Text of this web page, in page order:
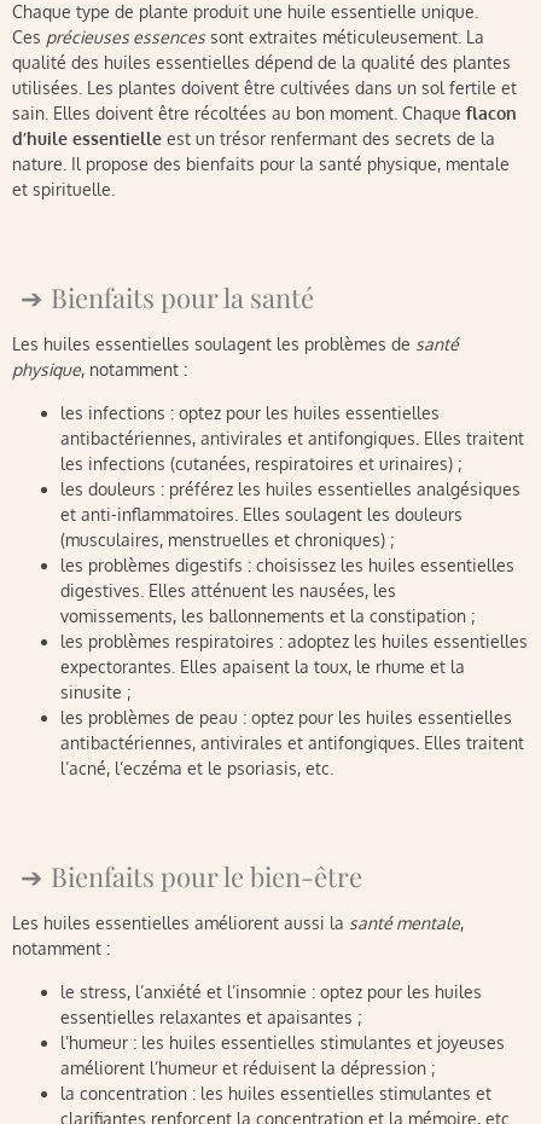
Chaque type de plante produit une huile essentielle unique.
Ces précieuses essences sont extraites méticuleusement. La
qualité des huiles essentielles dépend de la qualité des plantes
utilisées. Les plantes doivent être cultivées dans un sol fertile et
sain. Elles doivent être récoltées au bon moment. Chaque flacon
d’huile essentielle est un trésor renfermant des secrets de la
nature. Il propose des bienfaits pour la santé physique, mentale
et spirituelle.
Bienfaits pour la santé
Les huiles essentielles soulagent les problèmes de santé
physique, notamment :
les infections : optez pour les huiles essentielles
antibactériennes, antivirales et antifongiques. Elles traitent
les infections (cutanées, respiratoires et urinaires) ;
les douleurs : préférez les huiles essentielles analgésiques
et anti-inflammatoires. Elles soulagent les douleurs
(musculaires, menstruelles et chroniques) ;
les problèmes digestifs : choisissez les huiles essentielles
digestives. Elles atténuent les nausées, les
vomissements, les ballonnements et la constipation ;
les problèmes respiratoires : adoptez les huiles essentielles
expectorantes. Elles apaisent la toux, le rhume et la
sinusite ;
les problèmes de peau : optez pour les huiles essentielles
antibactériennes, antivirales et antifongiques. Elles traitent
l’acné, l’eczéma et le psoriasis, etc.
Bienfaits pour le bien-être
Les huiles essentielles améliorent aussi la santé mentale,
notamment :
le stress, l’anxiété et l’insomnie : optez pour les huiles
essentielles relaxantes et apaisantes ;
l’humeur : les huiles essentielles stimulantes et joyeuses
améliorent l’humeur et réduisent la dépression ;
la concentration : les huiles essentielles stimulantes et
clarifiantes renforcent la concentration et la mémoire, etc.